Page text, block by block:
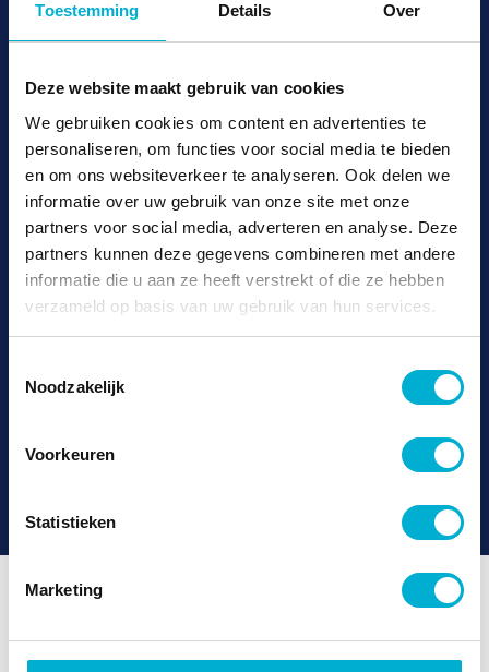
Toestemming Details Over
Deze website maakt gebruik van cookies
We gebruiken cookies om content en advertenties te
personaliseren, om functies voor social media te bieden
en om ons websiteverkeer te analyseren. Ook delen we
informatie over uw gebruik van onze site met onze
partners voor social media, adverteren en analyse. Deze
partners kunnen deze gegevens combineren met andere
informatie die u aan ze heeft verstrekt of die ze hebben
verzameld op basis van uw gebruik van hun services.
Noodzakelijk
Voorkeuren
Statistieken
Marketing
TTNL heeft de door u verstrekte
contactgegevens nodig om contact met u
op te nemen over onze producten en
diensten. U kunt zich op elk moment
afmelden voor deze berichten. Bekijk ons
privacybeleidvoor meer informatie over hoe
u zich kunt afmelden, onze privacypraktijken
en hoe we ons inzetten om uw privacy te
beschermen en respecteren.
Onderdeel van de